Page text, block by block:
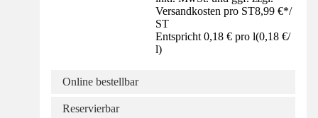
Versandkosten pro ST8,99 €*/
ST
Entspricht 0,18 € pro l(0,18 €/
l)
Online bestellbar
Reservierbar